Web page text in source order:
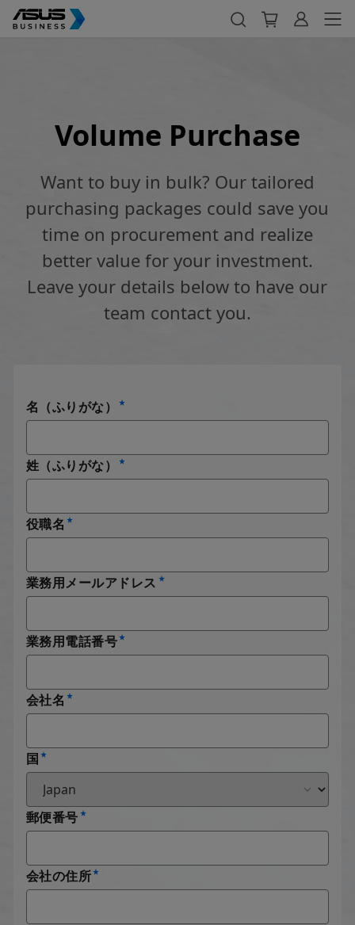
Volume Purchase
Want to buy in bulk? Our tailored
purchasing packages could save you
time on procurement and realize
better value for your investment.
Leave your details below to have our
team contact you.
名（ふりがな）
姓（ふりがな）
役職名
業務用メールアドレス
業務用電話番号
会社名
国
郵便番号
会社の住所